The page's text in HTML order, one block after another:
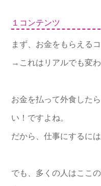
１コンテンツ
まず、お金をもらえる
→これはリアルでも変
お金を払って外食した
い！ ですよね。
だから、仕事にするに
でも、多くの人はここ